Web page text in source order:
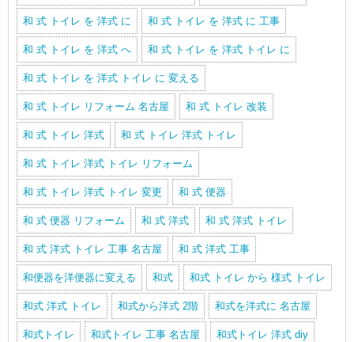
和 式 トイレ を 洋式 に 和 式 トイレ を 洋式 に 工事
和 式 トイレ を 洋式 へ 和 式 トイレ を 洋式 トイレ に
和 式 トイレ を 洋式 トイレ に 変える
和 式 トイレ リフォーム 名古屋 和 式 トイレ 改装
和 式 トイレ 洋式 和 式 トイレ 洋式 トイレ
和 式 トイレ 洋式 トイレ リフォーム
和 式 トイレ 洋式 トイレ 変更 和 式 便器
和 式 便器 リフォーム 和 式 洋式 和 式 洋式 トイレ
和 式 洋式 トイレ 工事 名古屋 和 式 洋式 工事
和便器を洋便器に変える 和式 和式 トイレ から 様式 トイレ
和式 洋式 トイレ 和式から洋式 2階 和式を洋式に 名古屋
和式トイレ 和式トイレ 工事 名古屋 和式トイレ 洋式 diy